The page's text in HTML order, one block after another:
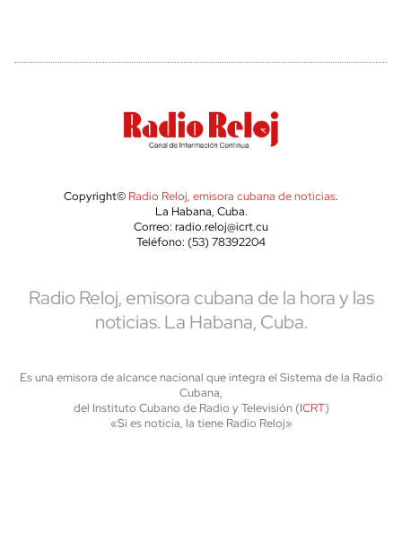
Copyright© Radio Reloj, emisora cubana de noticias.
La Habana, Cuba.
Correo: radio.reloj@icrt.cu
Teléfono: (53) 78392204
Radio Reloj, emisora cubana de la hora y las
noticias. La Habana, Cuba.
Es una emisora de alcance nacional que integra el Sistema de la Radio
Cubana,
del Instituto Cubano de Radio y Televisión (ICRT)
«Si es noticia, la tiene Radio Reloj»